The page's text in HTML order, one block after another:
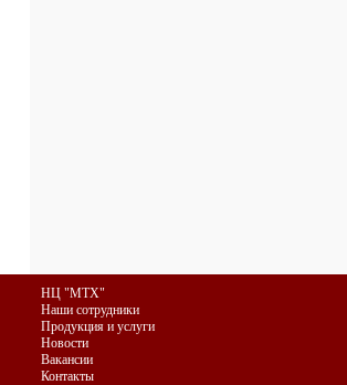
НЦ "МТХ"
Наши сотрудники
Продукция и услуги
Новости
Вакансии
Контакты